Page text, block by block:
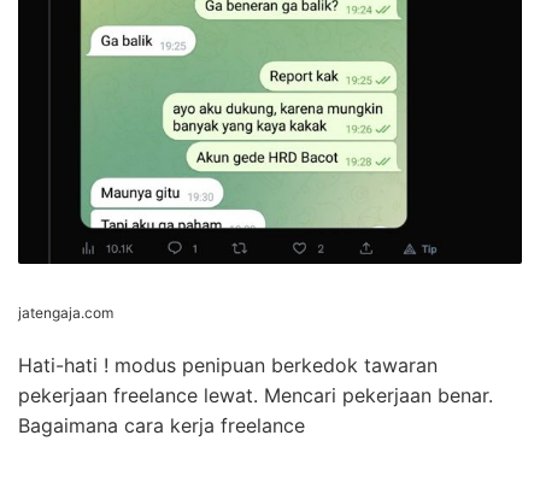
jatengaja.com
Hati-hati ! modus penipuan berkedok tawaran
pekerjaan freelance lewat. Mencari pekerjaan benar.
Bagaimana cara kerja freelance